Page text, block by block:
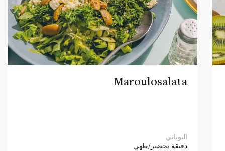
Maroulosalata
اليوناني
دقيقة تحضير/طهي